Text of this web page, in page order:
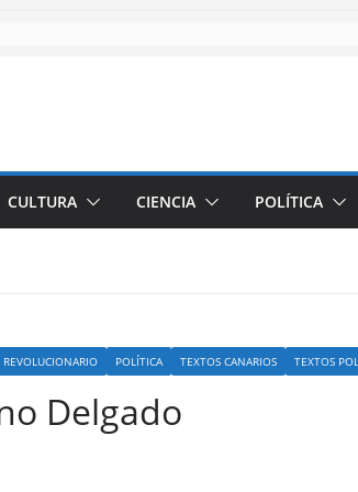
CULTURA CIENCIA POLÍTICA
POLÍTICA TEXTOS CANARIOS TEXTOS
Delgado